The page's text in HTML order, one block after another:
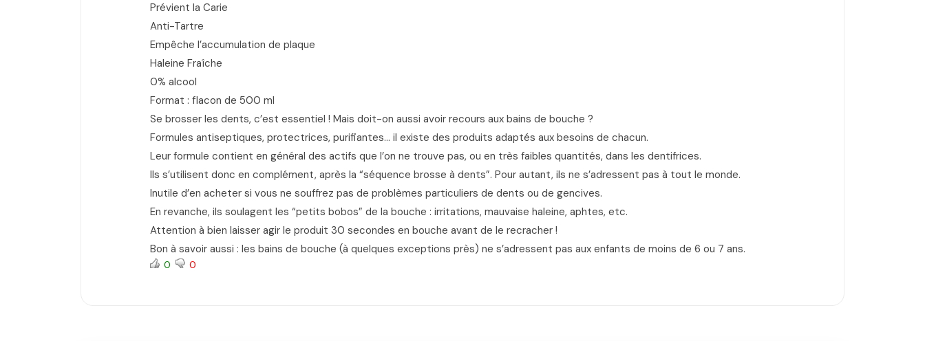
Prévient la Carie
Anti-Tartre
Empêche l’accumulation de plaque
Haleine Fraîche
0% alcool
Format : flacon de 500 ml
Se brosser les dents, c’est essentiel ! Mais doit-on aussi avoir recours aux bains de bouche ?
Formules antiseptiques, protectrices, purifiantes… il existe des produits adaptés aux besoins de chacun.
Leur formule contient en général des actifs que l’on ne trouve pas, ou en très faibles quantités, dans les dentifrices.
Ils s’utilisent donc en complément, après la “séquence brosse à dents”. Pour autant, ils ne s’adressent pas à tout le monde.
Inutile d’en acheter si vous ne souffrez pas de problèmes particuliers de dents ou de gencives.
En revanche, ils soulagent les “petits bobos” de la bouche : irritations, mauvaise haleine, aphtes, etc.
Attention à bien laisser agir le produit 30 secondes en bouche avant de le recracher !
Bon à savoir aussi : les bains de bouche (à quelques exceptions près) ne s’adressent pas aux enfants de moins de 6 ou 7 ans.
0 0